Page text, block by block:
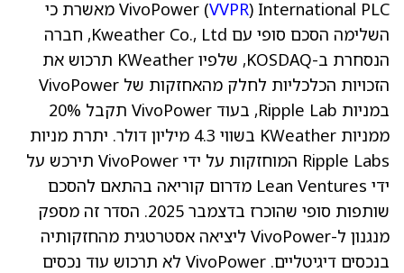
VivoPower (VVPR
) International PLC מאשרת כי
השלימה הסכם סופי עם Kweather Co., Ltd, חברה
הנסחרת ב-KOSDAQ, שלפיו KWeather תרכוש את
הזכויות הכלכליות לחלק מהאחזקות של VivoPower
במניות Ripple Lab, בעוד VivoPower תקבל 20%
ממניות KWeather בשווי 4.3 מיליון דולר. יתרת מניות
Ripple Labs המוחזקות על ידי VivoPower תירכש על
ידי Lean Ventures מדרום קוריאה בהתאם להסכם
שותפות סופי שהוכרז בדצמבר 2025. הסדר זה מספק
מנגנון ל-VivoPower ליציאה אסטרטגית מהחזקותיה
בנכסים דיגיטליים. VivoPower לא תרכוש עוד נכסים